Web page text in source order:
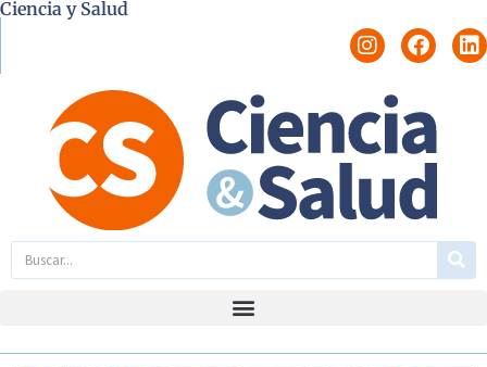
Ciencia y Salud